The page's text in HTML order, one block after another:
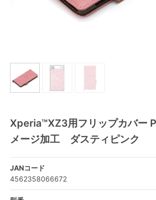
Xperia™XZ3用フリップカバー
メージ加工 ダスティピンク
JANコード
4562358066672